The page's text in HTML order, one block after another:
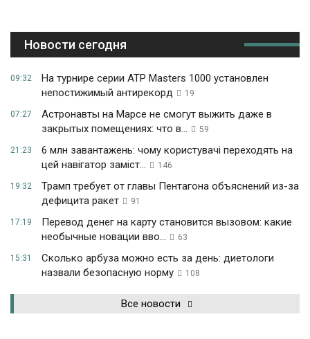
Новости сегодня
09:32
На турнире серии ATP Masters 1000 установлен
непостижимый антирекорд
19
07:27
Астронавты на Марсе не смогут выжить даже в
закрытых помещениях: что в...
59
21:23
6 млн завантажень: чому користувачі переходять на
цей навігатор заміст...
146
19:32
Трамп требует от главы Пентагона объяснений из-за
дефицита ракет
91
17:19
Перевод денег на карту становится вызовом: какие
необычные новации вво...
63
15:31
Сколько арбуза можно есть за день: диетологи
назвали безопасную норму
108
Все новости